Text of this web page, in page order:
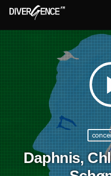
Daphnis,